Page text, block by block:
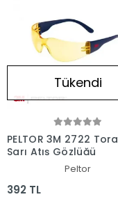
Tükendi
PELTOR 3M 2722 Tora
Sarı Atış Gözlüğü
Peltor
392 TL